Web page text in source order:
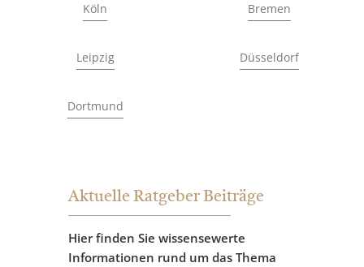
Köln Bremen
Leipzig Düsseldorf
Dortmund
Aktuelle Ratgeber Beiträge
Hier finden Sie wissensewerte
Informationen rund um das Thema